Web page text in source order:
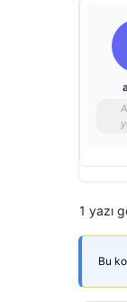
1 yazı
Bu